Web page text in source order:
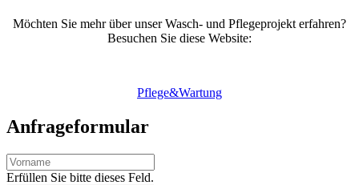
Möchten Sie mehr über unser Wasch- und Pflegeprojekt erfahren?
Besuchen Sie diese Website:
Pflege&Wartung
Anfrageformular
Erfüllen Sie bitte dieses Feld.